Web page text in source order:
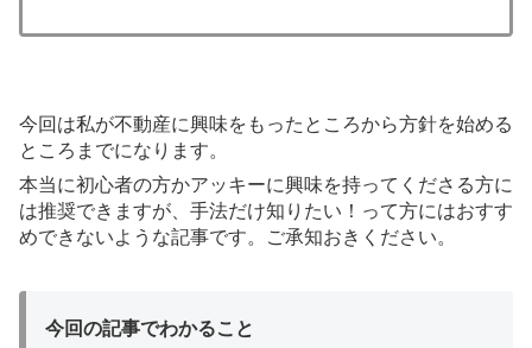
今回は私が不動産に興味をもったところから方針を始める
ところまでになります。
本当に初心者の方かアッキーに興味を持ってくださる方に
は推奨できますが、手法だけ知りたい！って方にはおすす
めできないような記事です。ご承知おきください。
今回の記事でわかること